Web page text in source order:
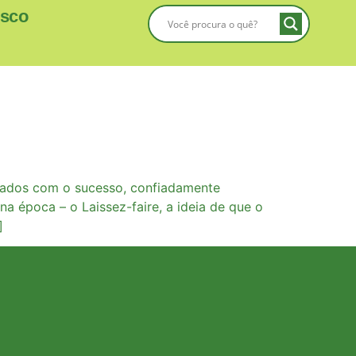
com o sucesso, confiadamente
época – o Laissez-faire, a ideia de que o